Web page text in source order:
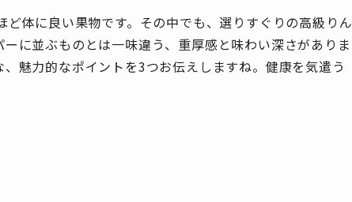
体に良い果物です。その中でも、選りすぐりの高級りん
に並ぶものとは一味違う、重厚感と味わい深さがありま
魅力的なポイントを3つお伝えしますね。健康を気遣う